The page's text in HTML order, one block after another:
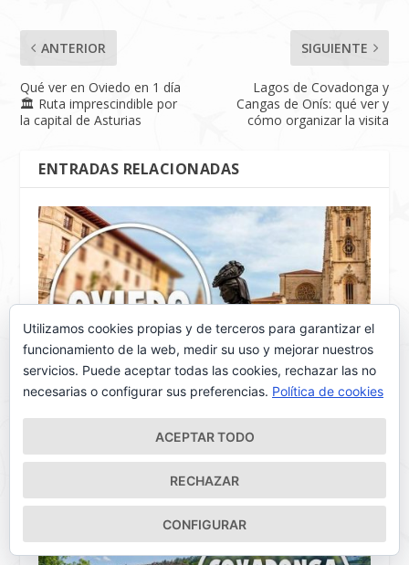
ANTERIOR
Qué ver en Oviedo en 1 día
🏛️ Ruta imprescindible por
la capital de Asturias
SIGUIENTE
Lagos de Covadonga y
Cangas de Onís: qué ver y
cómo organizar la visita
ENTRADAS RELACIONADAS
Qué ver en Oviedo en 1 día 🏛️ Ruta
Utilizamos cookies propias y de terceros para garantizar el
funcionamiento de la web, medir su uso y mejorar nuestros
servicios. Puede aceptar todas las cookies, rechazar las no
necesarias o configurar sus preferencias. Política de cookies
ACEPTAR TODO
RECHAZAR
CONFIGURAR